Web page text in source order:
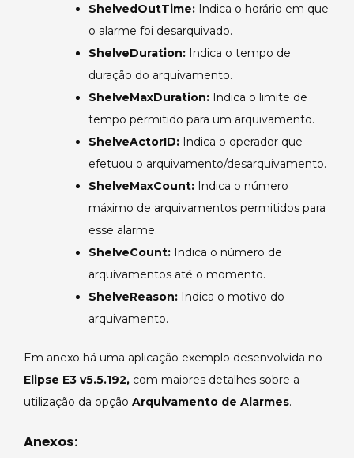
ShelvedOutTime: Indica o horário em que
o alarme foi desarquivado.
ShelveDuration: Indica o tempo de
duração do arquivamento.
ShelveMaxDuration: Indica o limite de
tempo permitido para um arquivamento.
ShelveActorID: Indica o operador que
efetuou o arquivamento/desarquivamento.
ShelveMaxCount: Indica o número
máximo de arquivamentos permitidos para
esse alarme.
ShelveCount: Indica o número de
arquivamentos até o momento.
ShelveReason: Indica o motivo do
arquivamento.
Em anexo há uma aplicação exemplo desenvolvida no
Elipse E3 v5.5.192, com maiores detalhes sobre a
utilização da opção Arquivamento de Alarmes.
Anexos: